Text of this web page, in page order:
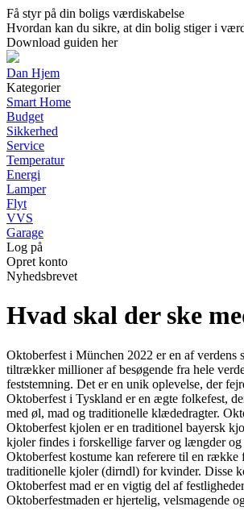
Få styr på din boligs værdiskabelse
Hvordan kan du sikre, at din bolig stiger i
Download guiden her
Dan Hjem
Kategorier
Smart Home
Budget
Sikkerhed
Service
Temperatur
Energi
Lamper
Flyt
VVS
Garage
Log på
Opret konto
Nyhedsbrevet
Hvad skal der ske
Oktoberfest i München 2022 er en af
tiltrækker millioner af besøgende fra hele
feststemning. Det er en unik oplevelse, der
Oktoberfest i Tyskland er en ægte folkefest,
med øl, mad og traditionelle klædedragter.
Oktoberfest kjolen er en traditionel bayersk
kjoler findes i forskellige farver og længder
Oktoberfest kostume kan referere til en
traditionelle kjoler (dirndl) for kvinder. Disse
Oktoberfest mad er en vigtig del af
Oktoberfestmaden er hjertelig, velsmagende